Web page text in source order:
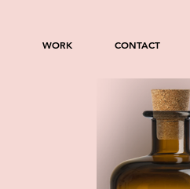
WORK CONTACT